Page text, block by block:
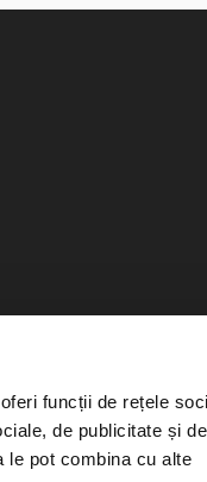
funcții de rețele
de publicitate și de
le pot combina cu alte